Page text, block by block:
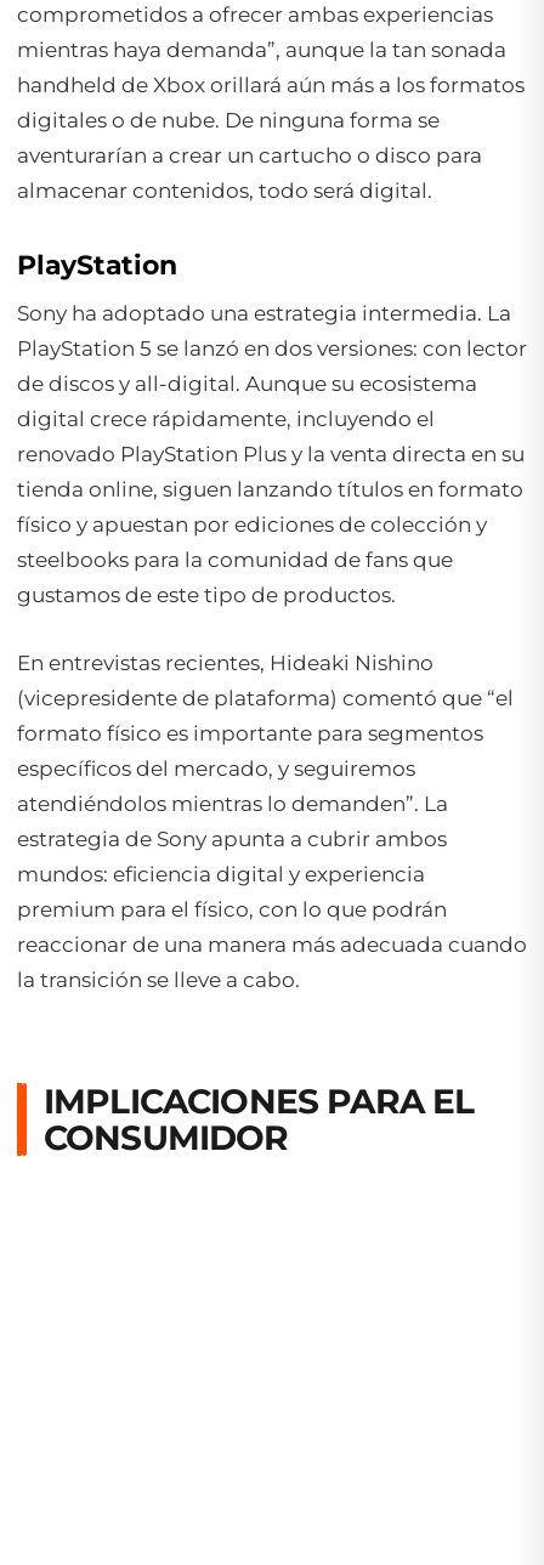
comprometidos a ofrecer ambas experiencias
mientras haya demanda”, aunque la tan sonada
handheld de Xbox orillará aún más a los formatos
digitales o de nube. De ninguna forma se
aventurarían a crear un cartucho o disco para
almacenar contenidos, todo será digital.
PlayStation
Sony ha adoptado una estrategia intermedia. La
PlayStation 5 se lanzó en dos versiones: con lector
de discos y all-digital. Aunque su ecosistema
digital crece rápidamente, incluyendo el
renovado PlayStation Plus y la venta directa en su
tienda online, siguen lanzando títulos en formato
físico y apuestan por ediciones de colección y
steelbooks para la comunidad de fans que
gustamos de este tipo de productos.
En entrevistas recientes, Hideaki Nishino
(vicepresidente de plataforma) comentó que “el
formato físico es importante para segmentos
específicos del mercado, y seguiremos
atendiéndolos mientras lo demanden”. La
estrategia de Sony apunta a cubrir ambos
mundos: eficiencia digital y experiencia
premium para el físico, con lo que podrán
reaccionar de una manera más adecuada cuando
la transición se lleve a cabo.
IMPLICACIONES PARA EL
CONSUMIDOR